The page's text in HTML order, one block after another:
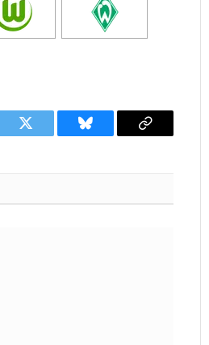
Twitter Bluesky
Copy